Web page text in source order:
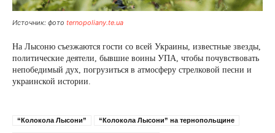
Источник: фото ternopoliany.te.ua
На Лысоню съезжаются гости со всей Украины, известные звезды,
политические деятели, бывшие воины УПА, чтобы почувствовать
непобедимый дух, погрузиться в атмосферу стрелковой песни и
украинской истории.
“Колокола Лысони” “Колокола Лысони” на тернопольщине